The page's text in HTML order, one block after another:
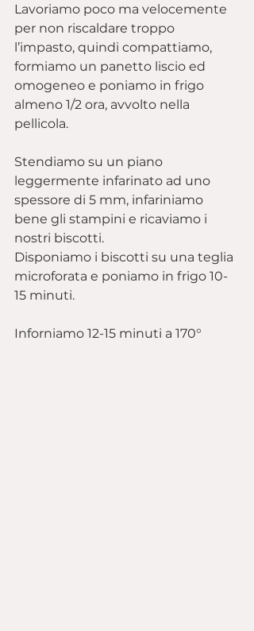
Lavoriamo poco ma velocemente
per non riscaldare troppo
l’impasto, quindi compattiamo,
formiamo un panetto liscio ed
omogeneo e poniamo in frigo
almeno 1/2 ora, avvolto nella
pellicola.
Stendiamo su un piano
leggermente infarinato ad uno
spessore di 5 mm, infariniamo
bene gli stampini e ricaviamo i
nostri biscotti.
Disponiamo i biscotti su una teglia
microforata e poniamo in frigo 10-
15 minuti.
Inforniamo 12-15 minuti a 170°